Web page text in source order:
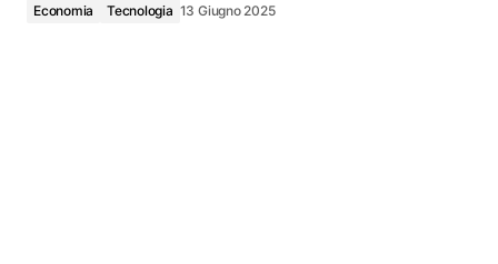
Economia Tecnologia 13 Giugno 2025